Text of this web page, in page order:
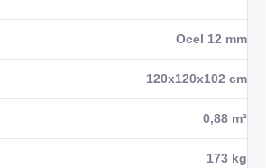
Ocel 12 mm
120x120x102 cm
0,88 m²
173 kg